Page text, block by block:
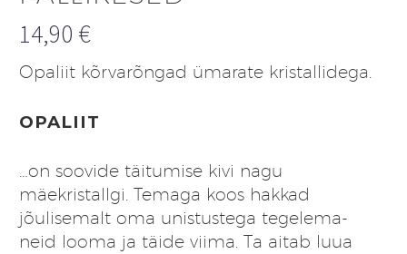
14,90 €
Opaliit kõrvarõngad ümarate kristallidega.
OPALIIT
…on soovide täitumise kivi nagu
mäekristallgi. Temaga koos hakkad
jõulisemalt oma unistustega tegelema-
neid looma ja täide viima. Ta aitab luua